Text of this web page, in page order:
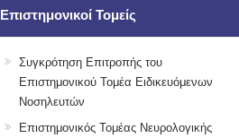
Επιστημονικοί Τομείς
Συγκρότηση Επιτροπής του
Επιστημονικού Τομέα Ειδικευόμενων
Νοσηλευτών
Επιστημονικός Τομέας Νευρολογικής